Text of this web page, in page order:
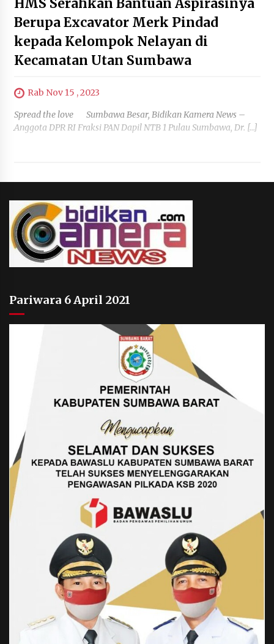
HMS Serahkan Bantuan Aspirasinya
Berupa Excavator Merk Pindad
kepada Kelompok Nelayan di
Kecamatan Utan Sumbawa
Rab Nov 15 , 2023
Spread the love Sumbawa Besar, Bidikan Kamera News –
Anggota DPR RI Fraksi PAN Dapil NTB 1 Pulau Sumbawa, Dr. […]
Pariwara 6 April 2021